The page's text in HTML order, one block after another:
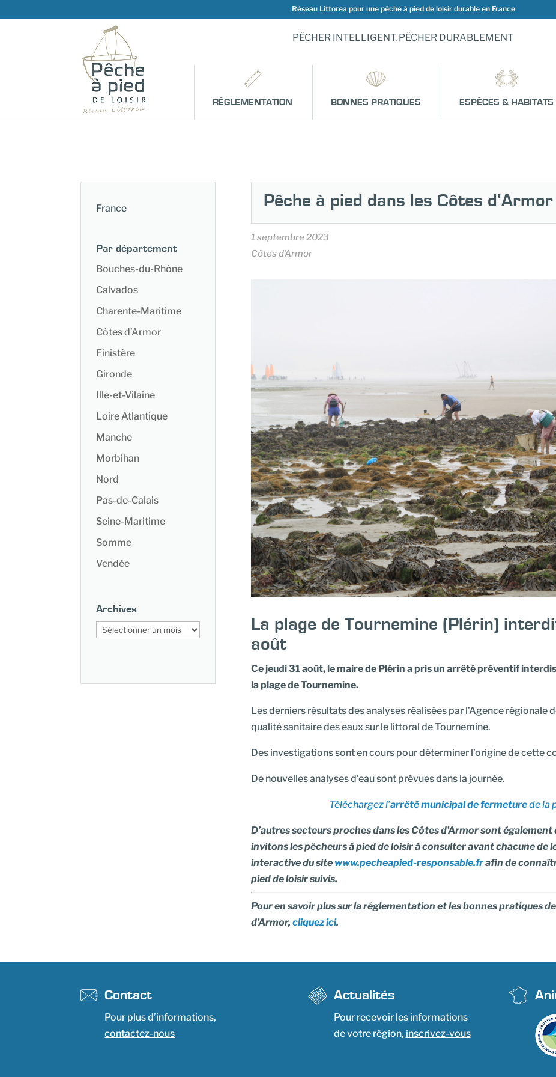
Réseau Littorea pour une pêche à pied de loisir durable en France
PÊCHER INTELLIGENT, PÊCHER DURABLEMENT
RÉGLEMENTATION BONNES PRATIQUES ESPÈCES & HABITATS
France
Par département
Bouches-du-Rhône
Calvados
Charente-Maritime
Côtes d’Armor
Finistère
Gironde
Ille-et-Vilaine
Loire Atlantique
Manche
Morbihan
Nord
Pas-de-Calais
Seine-Maritime
Somme
Vendée
Archives
Archives
Pêche à pied dans les Côtes d’Armor
1 septembre 2023
Côtes d’Armor
La plage de Tournemine (Plérin)
août
Ce jeudi 31 août, le maire de Plérin a pris un arrêté préventif
la plage de Tournemine.
Les derniers résultats des analyses réalisées par l’Agence régionale
qualité sanitaire des eaux sur le littoral de Tournemine.
Des investigations sont en cours pour déterminer l’origine de cette
De nouvelles analyses d’eau sont prévues dans la journée.
Téléchargez l’arrêté municipal de fermeturede la
D’autres secteurs proches dans les Côtes d’Armor sont
invitons les pêcheurs à pied de loisir à consulter avant chacune de
interactive du site www.pecheapied-responsable.frafin de
pied de loisir suivis.
Pour en savoir plus sur la réglementation et les bonnes pratiques
d’Armor, cliquez ici.
Contact
Pour plus d’informations,
contactez-nous
Actualités
Pour recevoir les informations
de votre région, inscrivez-vous